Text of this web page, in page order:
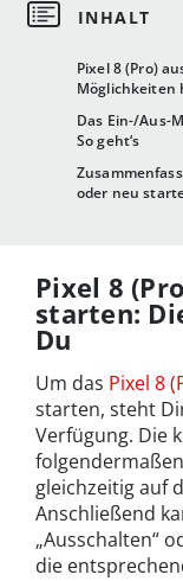
Pixel 8 (Pro)
Möglichkeiten
Das Ein-/Aus-
So geht‘s
oder neu
Pixel 8
starten:
Du
Um das Pixel 8
starten, steht
Verfügung. Die
gleichzeitig auf
Anschließend
„Ausschalten“
die